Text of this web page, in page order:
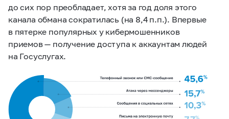
до сих пор преобладает, хотя за год доля этого
канала обмана сократилась (на 8,4 п.п.). Впервые
в пятерке популярных у кибермошенников
приемов — получение доступа к аккаунтам людей
на Госуслугах.